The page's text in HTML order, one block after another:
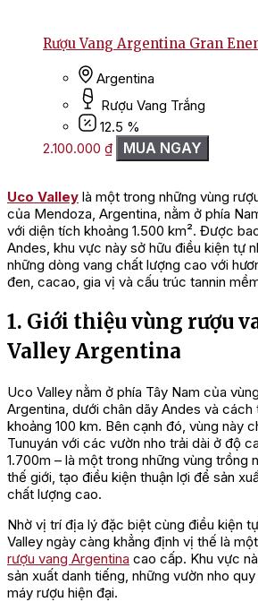
Rượu Vang Argentina Gran
Argentina
Rượu Vang Trắng
12.5 %
2.100.000 ₫ MUA NGAY
Uco Valley là một trong những vùng
của Mendoza, Argentina, nằm ở phía
với diện tích khoảng 1.500 km². Được
Andes, khu vực này sở hữu điều kiện tự
những dòng vang chất lượng cao với
đen, cacao, gia vị và cấu trúc tannin
1. Giới thiệu vùng rượu
Valley Argentina
Uco Valley nằm ở phía Tây Nam của vùng
Argentina, dưới chân dãy Andes và cách
khoảng 100 km. Bên cạnh đó, vùng này
Tunuyán với các vườn nho trải dài ở độ
1.700m – là một trong những vùng trồng
thế giới, tạo điều kiện thuận lợi để sản
chất lượng cao.
Nhờ vị trí địa lý đặc biệt cùng điều kiện
Valley ngày càng khẳng định vị thế là
rượu vang Argentina cao cấp. Khu vực
sản xuất danh tiếng, những vườn nho
máy rượu hiện đại.